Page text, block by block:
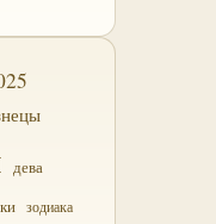
дева
зодиака